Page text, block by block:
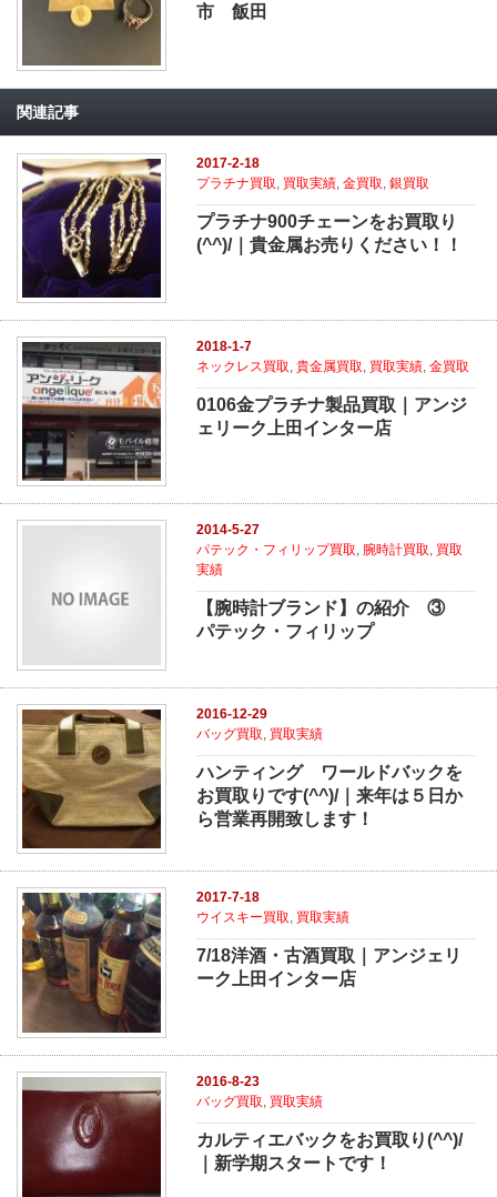
市 飯田
関連記事
2017-2-18
プラチナ買取 買取実績 ,金買取 ,銀買取
プラチナ900チェーンをお買取り
(^^)/｜貴金属お売りください！！
2018-1-7
ネックレス買取,貴金属買取, 買取実績,金買取
0106金プラチナ製品買取｜アンジ
ェリーク上田インター店
2014-5-27
パテック・フィリップ買取, 腕時計買取, 買取
実績
【腕時計ブランド】の紹介 ③
パテック・フィリップ
2016-12-29
バッグ買取 買取実績
ハンティング ワールドバックを
お買取りです(^^)/｜来年は５日か
ら営業再開致します！
2017-7-18
ウイスキー買取, 買取実績
7/18洋酒・古酒買取｜アンジェリ
ーク上田インター店
2016-8-23
バッグ買取 買取実績
カルティエバックをお買取り(^^)/
｜新学期スタートです！